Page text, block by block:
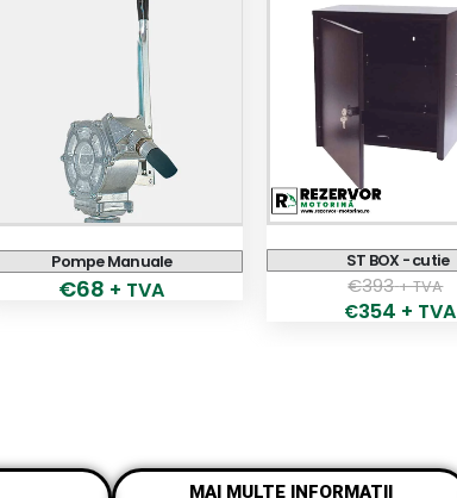
Pompe Manuale
€68 + TVA
ST BOX - cutie
€393 + TVA
€354 + TVA
MAI MULTE INFORMAȚII